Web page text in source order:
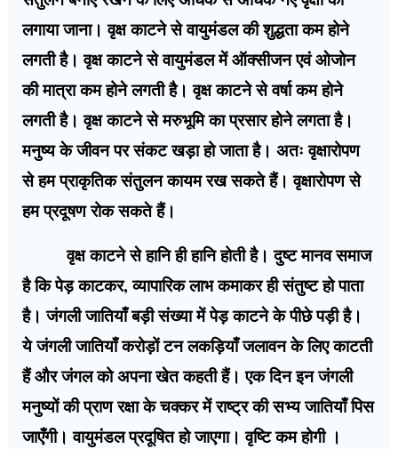
लगाया जाना। वृक्ष काटने से वायुमंडल की शुद्धता कम होने
लगती है। वृक्ष काटने से वायुमंडल में ऑक्सीजन एवं ओजोन
की मात्रा कम होने लगती है। वृक्ष काटने से वर्षा कम होने
लगती है। वृक्ष काटने से मरुभूमि का प्रसार होने लगता है।
मनुष्य के जीवन पर संकट खड़ा हो जाता है। अतः वृक्षारोपण
से हम प्राकृतिक संतुलन कायम रख सकते हैं। वृक्षारोपण से
हम प्रदूषण रोक सकते हैं।
वृक्ष काटने से हानि ही हानि होती है। दुष्ट मानव समाज
है कि पेड़ काटकर, व्यापारिक लाभ कमाकर ही संतुष्ट हो पाता
है। जंगली जातियाँ बड़ी संख्या में पेड़ काटने के पीछे पड़ी है।
ये जंगली जातियाँ करोड़ों टन लकड़ियाँ जलावन के लिए काटती
हैं और जंगल को अपना खेत कहती हैं। एक दिन इन जंगली
मनुष्यों की प्राण रक्षा के चक्कर में राष्ट्र की सभ्य जातियाँ पिस
जाएँगी। वायुमंडल प्रदूषित हो जाएगा। वृष्टि कम होगी ।